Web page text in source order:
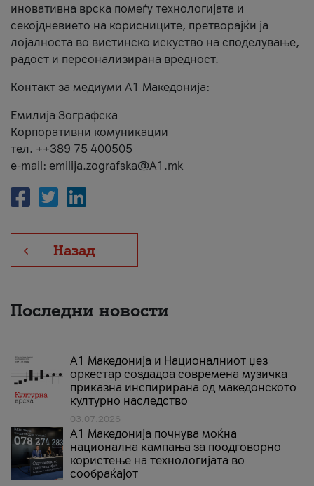
иновативна врска помеѓу технологијата и
секојдневието на корисниците, претворајќи ја
лојалноста во вистинско искуство на споделување,
радост и персонализирана вредност.
Контакт за медиуми А1 Македонија:
Емилија Зографска
Корпоративни комуникации
тел. ++389 75 400505
e-mail: emilija.zografska@A1.mk
Назад
Последни новости
А1 Македонија и Националниот џез
оркестар создадоа современа музичка
приказна инспирирана од македонското
културно наследство
03.07.2026
A1 Македонија почнува моќна
национална кампања за поодговорно
користење на технологијата во
сообраќајот